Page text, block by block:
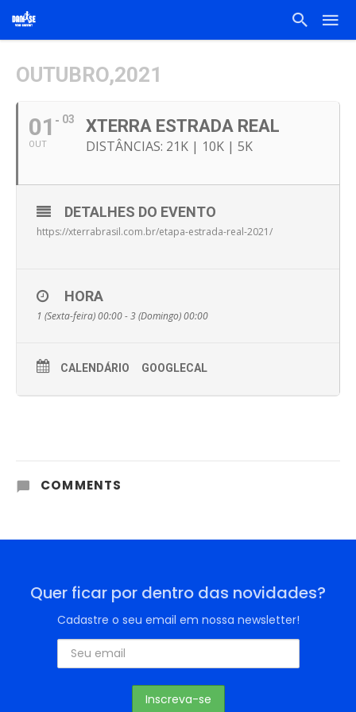
OUTUBRO,2021
01
OUT
03 XTERRA ESTRADA REAL
DISTÂNCIAS: 21K | 10K | 5K
DETALHES DO EVENTO
https://xterrabrasil.com.br/etapa-estrada-real-2021/
HORA
1 (Sexta-feira) 00:00 - 3 (Domingo) 00:00
CALENDÁRIO GOOGLECAL
COMMENTS
Quer ficar por dentro das novidades?
Cadastre o seu email em nossa newsletter!